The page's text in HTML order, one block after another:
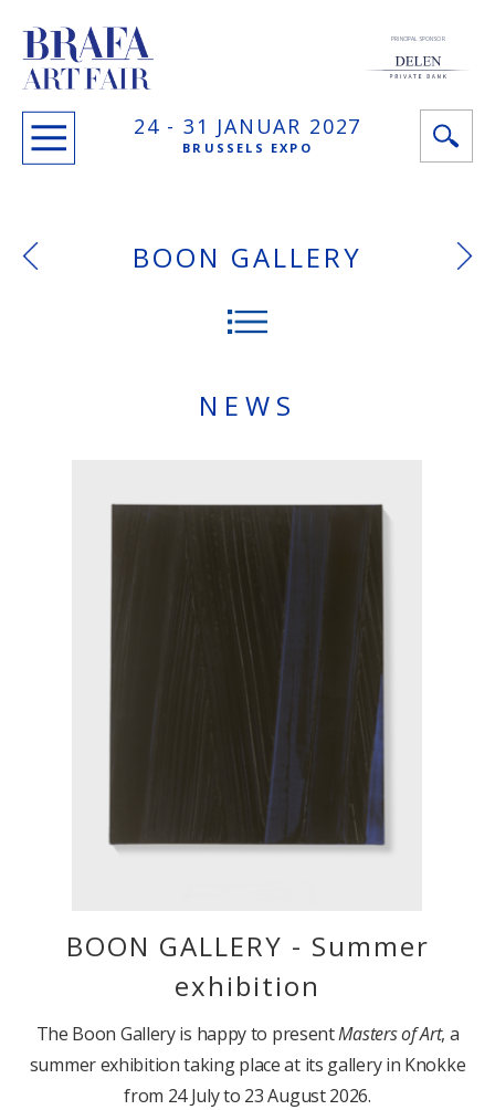
24 - 31 JANUAR 2027
BRUSSELS EXPO
PRINCIPAL SPONSOR
BOON GALLERY
NEWS
BOON GALLERY - Summer
exhibition
The Boon Gallery is happy to presentMasters of Art, a
summer exhibition taking place at its gallery in Knokke
from 24 July to 23 August 2026.